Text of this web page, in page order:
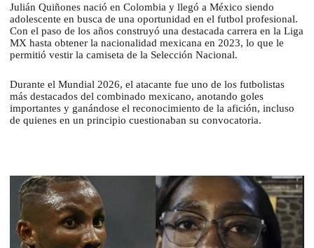
Julián Quiñones nació en Colombia y llegó a México siendo
adolescente en busca de una oportunidad en el futbol profesional.
Con el paso de los años construyó una destacada carrera en la Liga
MX hasta obtener la nacionalidad mexicana en 2023, lo que le
permitió vestir la camiseta de la Selección Nacional.
Durante el Mundial 2026, el atacante fue uno de los futbolistas
más destacados del combinado mexicano, anotando goles
importantes y ganándose el reconocimiento de la afición, incluso
de quienes en un principio cuestionaban su convocatoria.